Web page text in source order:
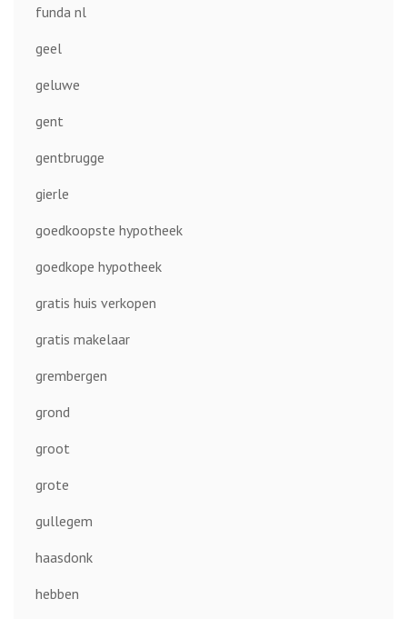
funda nl
geel
geluwe
gent
gentbrugge
gierle
goedkoopste hypotheek
goedkope hypotheek
gratis huis verkopen
gratis makelaar
grembergen
grond
groot
grote
gullegem
haasdonk
hebben